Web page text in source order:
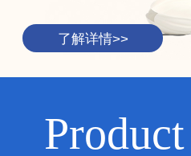
品覆盖石化、精细化工、生物
金、环保等7大行业。作为国内
滤分离领域十余年，关键部件
工艺包，可根据物料特性从传
定制。安冬——技术立身，数
了解详情>>